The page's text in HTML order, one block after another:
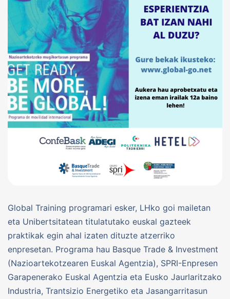
Global Training programari esker, LHko goi mailetan
eta Unibertsitatean titulatutako euskal gazteek
praktikak egin ahal izaten dituzte atzerriko
enpresetan. Programa hau Basque Trade & Investment
(Nazioartekotzearen Euskal Agentzia), SPRI-Enpresen
Garapenerako Euskal Agentzia eta Eusko Jaurlaritzako
Industria, Trantsizio Energetiko eta Jasangarritasun